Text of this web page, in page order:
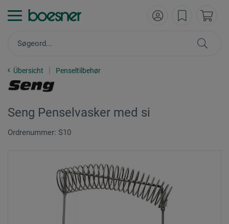
Übersicht Penseltilbehør
Seng Penselvasker med si
Ordrenummer: S10